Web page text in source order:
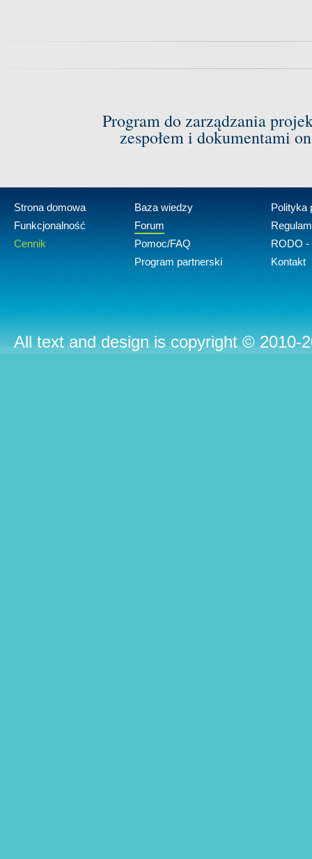
Program do zarządzania
zespołem i dokumentami
Strona domowa
Funkcjonalność
Cennik
Baza wiedzy
Forum
Pomoc/FAQ
Program partnerski
Polityka
RODO -
Kontakt
All text and design is copyright © 2010-